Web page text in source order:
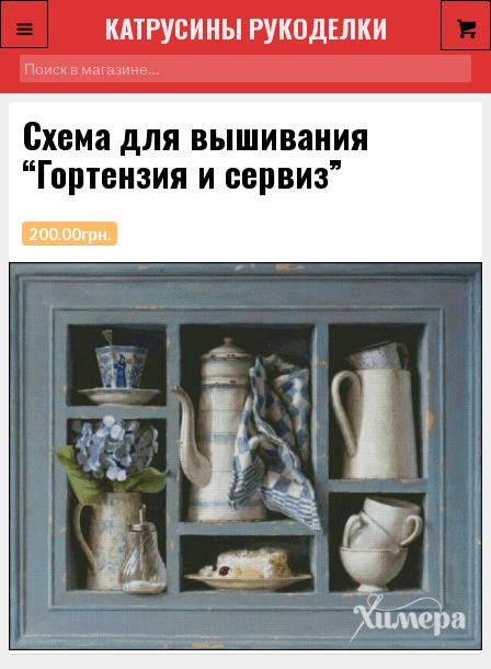
КАТРУСИНЫ РУКОДЕЛКИ
Схема для вышивания
“Гортензия и сервиз”
200.00грн.